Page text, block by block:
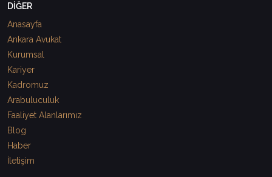
DİĞER
Anasayfa
Ankara Avukat
Kurumsal
Kariyer
Kadromuz
Arabuluculuk
Faaliyet Alanlarımız
Blog
Haber
İletişim